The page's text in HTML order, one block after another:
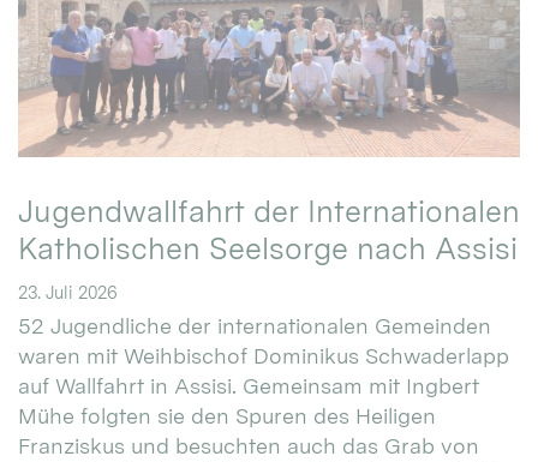
Jugendwallfahrt der Internationalen
Katholischen Seelsorge nach Assisi
23. Juli 2026
52 Jugendliche der internationalen Gemeinden
waren mit Weihbischof Dominikus Schwaderlapp
auf Wallfahrt in Assisi. Gemeinsam mit Ingbert
Mühe folgten sie den Spuren des Heiligen
Franziskus und besuchten auch das Grab von